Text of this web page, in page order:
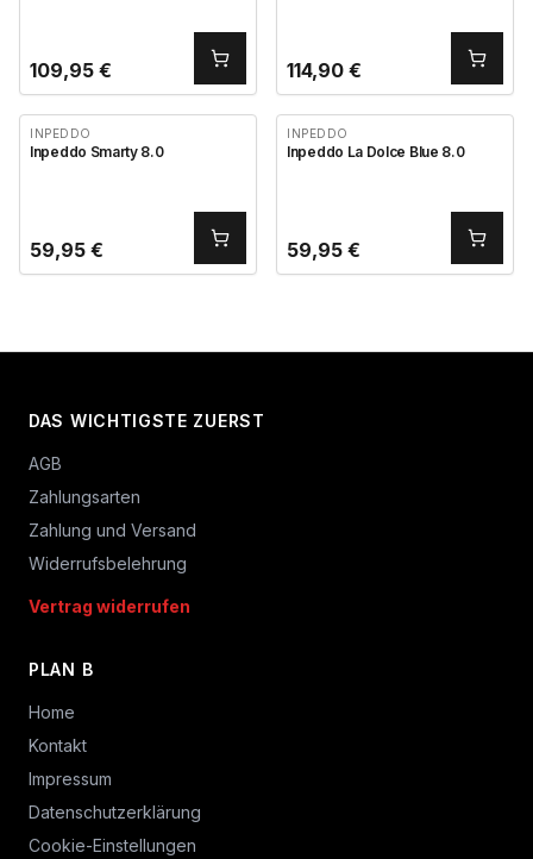
109,95 € 114,90 €
INPEDDO
Inpeddo Smarty 8.0
59,95 €
INPEDDO
Inpeddo La Dolce Blue 8.0
59,95 €
DAS WICHTIGSTE ZUERST
AGB
Zahlungsarten
Zahlung und Versand
Widerrufsbelehrung
Vertrag widerrufen
PLAN B
Home
Kontakt
Impressum
Datenschutzerklärung
Cookie-Einstellungen